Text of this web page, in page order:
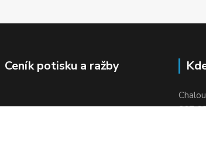
Ceník potisku a ražby
267